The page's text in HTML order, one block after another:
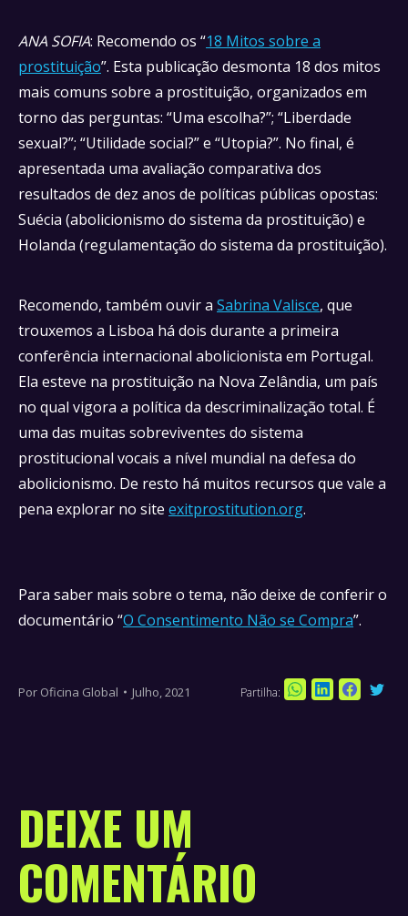
ANA SOFIA: Recomendo os “18 Mitos sobre a
prostituição”. Esta publicação desmonta 18 dos mitos
mais comuns sobre a prostituição, organizados em
torno das perguntas: “Uma escolha?”; “Liberdade
sexual?”; “Utilidade social?” e “Utopia?”. No final, é
apresentada uma avaliação comparativa dos
resultados de dez anos de políticas públicas opostas:
Suécia (abolicionismo do sistema da prostituição) e
Holanda (regulamentação do sistema da prostituição).
Recomendo, também ouvir a Sabrina Valisce, que
trouxemos a Lisboa há dois durante a primeira
conferência internacional abolicionista em Portugal.
Ela esteve na prostituição na Nova Zelândia, um país
no qual vigora a política da descriminalização total. É
uma das muitas sobreviventes do sistema
prostitucional vocais a nível mundial na defesa do
abolicionismo. De resto há muitos recursos que vale a
pena explorar no site exitprostitution.org.
Para saber mais sobre o tema, não deixe de conferir o
documentário “O Consentimento Não se Compra”.
Por Oficina Global Julho, 2021 Partilha:
ShareShareShare
DEIXE UM
COMENTÁRIO